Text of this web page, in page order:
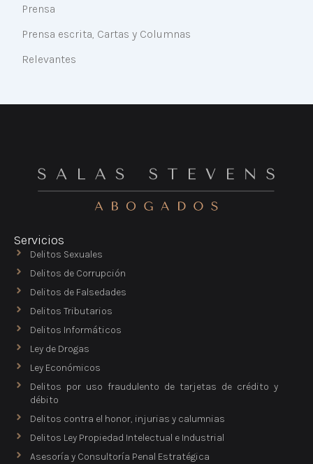
Prensa
Prensa escrita, Cartas y Columnas
Relevantes
Servicios
Delitos Sexuales
Delitos de Corrupción
Delitos de Falsedades
Delitos Tributarios
Delitos Informáticos
Ley de Drogas
Ley Económicos
Delitos por uso fraudulento de tarjetas de crédito y
débito
Delitos contra el honor, injurias y calumnias
Delitos Ley Propiedad Intelectual e Industrial
Asesoría y Consultoría Penal Estratégica